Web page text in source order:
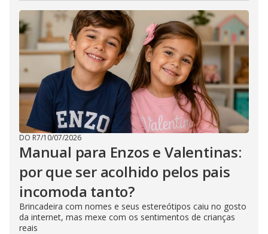
DO R7/10/07/2026
Manual para Enzos e Valentinas:
por que ser acolhido pelos pais
incomoda tanto?
Brincadeira com nomes e seus estereótipos caiu no gosto
da internet, mas mexe com os sentimentos de crianças
reais